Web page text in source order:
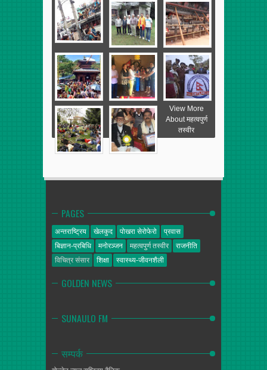
View More
About महत्वपुर्ण
तस्वीर
PAGES
अन्तराष्ट्रिय खेलकुद पोखरा सेरोफेरो
प्रवास
बिज्ञान-प्रबिधि
मनोरञ्जन महत्वपुर्ण तस्वीर
राजनीति
विचित्र संसार
शिक्षा स्वास्थ्य-जीवनशैली
GOLDEN NEWS
SUNAULO FM
सम्पर्क